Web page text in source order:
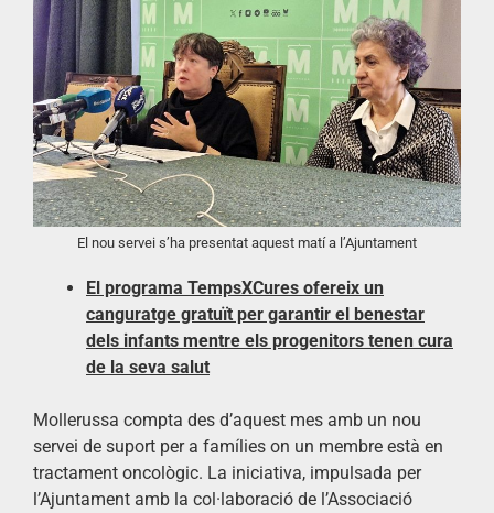
El nou servei s’ha presentat aquest matí a l’Ajuntament
El programa TempsXCures ofereix un
canguratge gratuït per garantir el benestar
dels infants mentre els progenitors tenen cura
de la seva salut
Mollerussa compta des d’aquest mes amb un nou
servei de suport per a famílies on un membre està en
tractament oncològic. La iniciativa, impulsada per
l’Ajuntament amb la col·laboració de l’Associació